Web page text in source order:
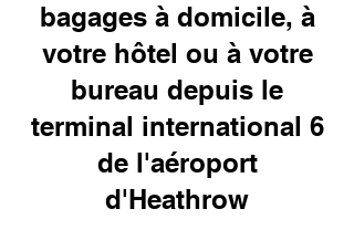
bagages à domicile, à
votre hôtel ou à votre
bureau depuis le
terminal international 6
de l'aéroport
d'Heathrow